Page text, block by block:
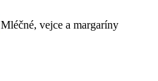
Mléčné, vejce a margaríny